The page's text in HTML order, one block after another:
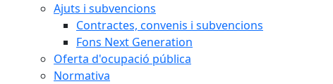
Ajuts i subvencions
Contractes, convenis i subvencions
Fons Next Generation
Oferta d'ocupació pública
Normativa